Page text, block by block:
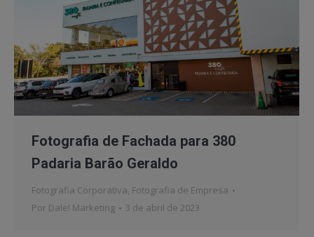
Fotografia de Fachada para 380
Padaria Barão Geraldo
Fotografia Corporativa, Fotografia de Empresa
Por Dale! Marketing 3 de abril de 2023